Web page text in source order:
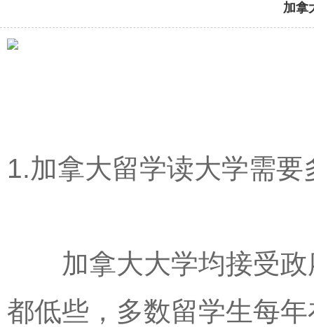
加拿
1.加拿大留学读大学需要
加拿大大学均接受政
都低些，多数留学生每